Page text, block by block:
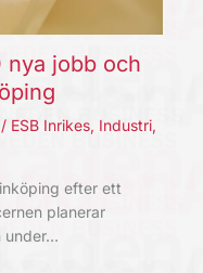
nya jobb och
/ ESB Inrikes, Industri,
efter ett
planerar
under…